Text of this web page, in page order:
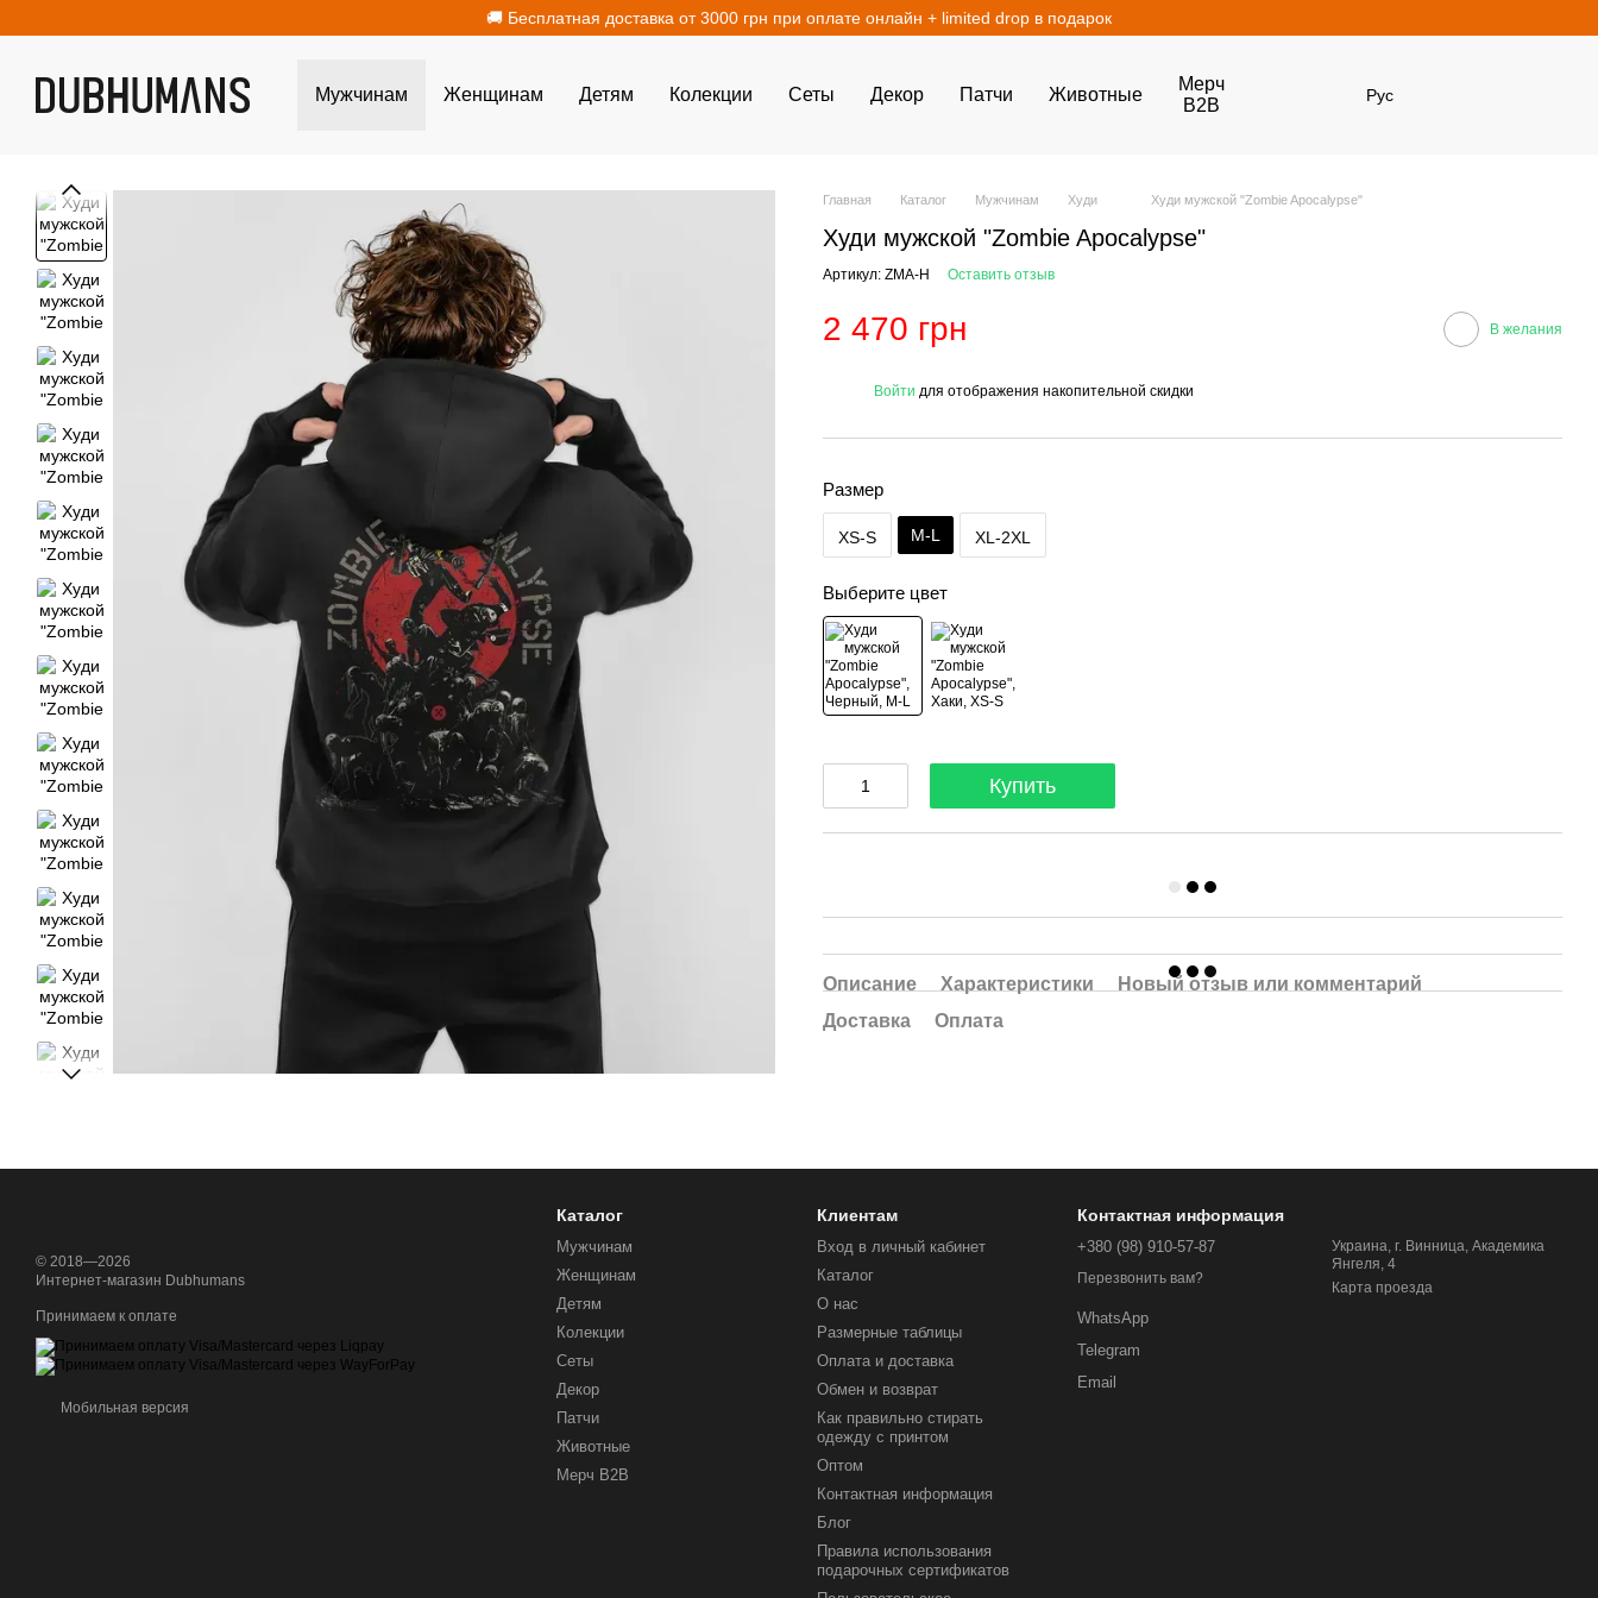
🚚 Бесплатная доставка от 3000 грн при оплате онлайн + limited drop в подарок
Мужчинам Женщинам Детям Колекции Сеты Декор Патчи Животные
Мерч
B2B
Рус
Главная Каталог Мужчинам Худи Худи мужской "Zombie Apocalypse"
Худи мужской "Zombie Apocalypse"
Артикул: ZMA-H Оставить отзыв
2 470 грн В желания
Войти для отображения накопительной скидки
Размер
XS-S M-L XL-2XL
Выберите цвет
Купить
Описание Характеристики
Новый отзыв или комментарий
Доставка
Оплата
© 2018—2026
Интернет-магазин Dubhumans
Принимаем к оплате
Мобильная версия
Каталог
Мужчинам
Женщинам
Детям
Колекции
Сеты
Декор
Патчи
Животные
Мерч B2B
Клиентам
Вход в личный кабинет
Каталог
О нас
Размерные таблицы
Оплата и доставка
Обмен и возврат
Как правильно стирать
одежду с принтом
Оптом
Контактная информация
Блог
Правила использования
подарочных сертификатов
Контактная информация
+380 (98) 910-57-87
Перезвонить вам?
WhatsApp
Telegram
Email
Украина, г. Винница, Академика
Янгеля, 4
Карта проезда